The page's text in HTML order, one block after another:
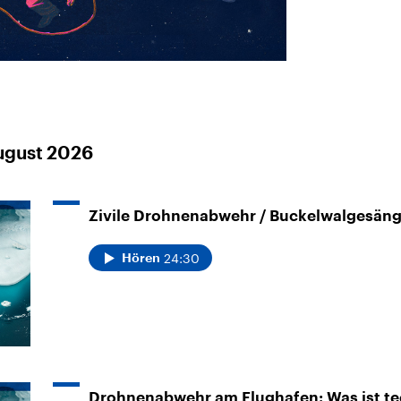
und
gehören die
Staaten zu
Der Überfall der
palästinensischen
Terrororganisation
Hamas im Oktober 2023
Republik Iran – ist
2026
Zivile Drohnenabwehr /
Hören 24:30